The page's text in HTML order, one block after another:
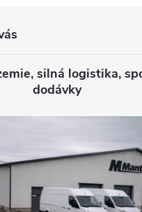
silná logistika,
dodávky